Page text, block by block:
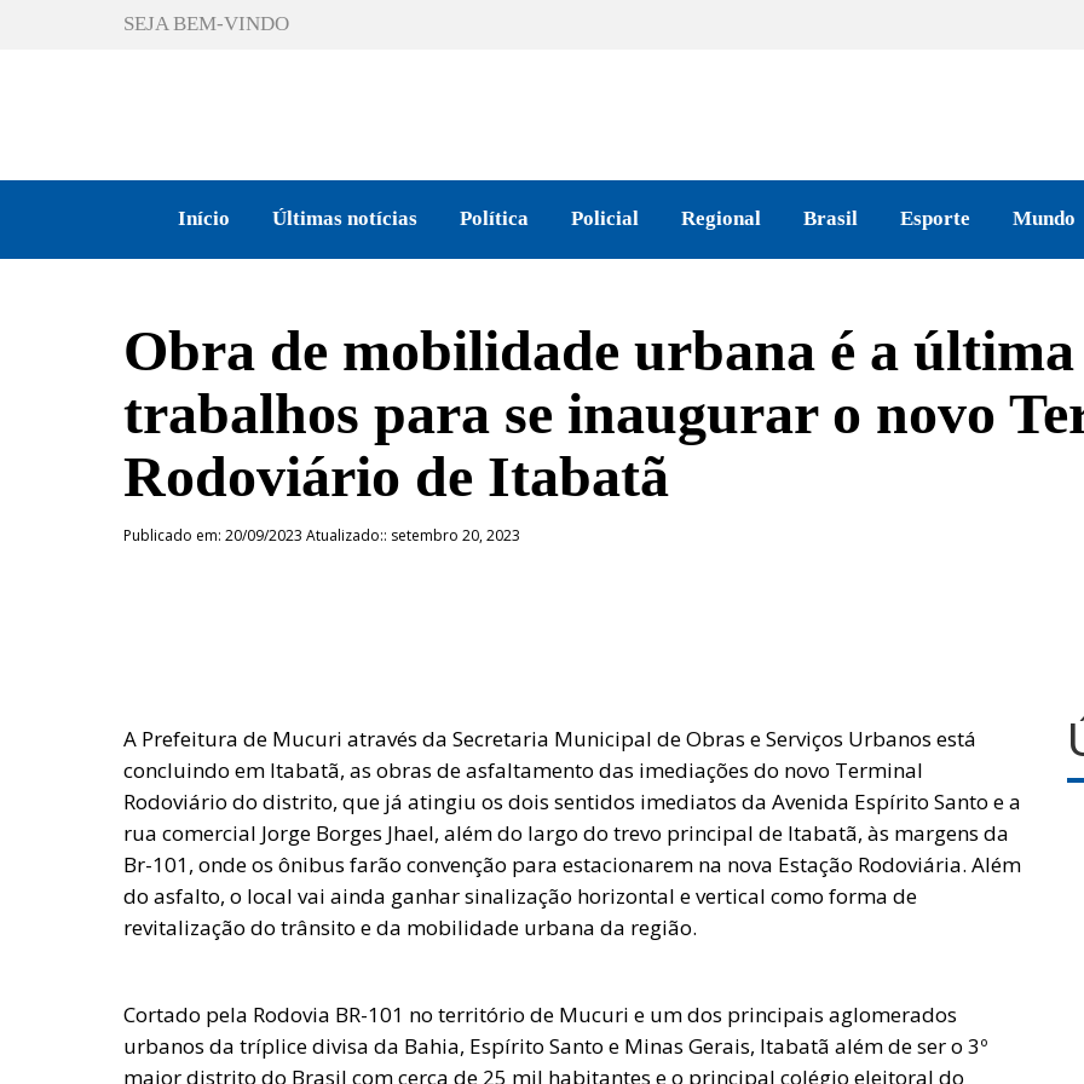
SEJA BEM-VINDO
Início Últimas notícias Política Policial Regional Brasil Esporte Mundo
Obra de mobilidade urbana é a última
trabalhos para se inaugurar o novo
Rodoviário de Itabatã
Publicado em: 20/09/2023 Atualizado:: setembro 20, 2023
A Prefeitura de Mucuri através da Secretaria Municipal de Obras e Serviços Urbanos está
concluindo em Itabatã, as obras de asfaltamento das imediações do novo Terminal
Rodoviário do distrito, que já atingiu os dois sentidos imediatos da Avenida Espírito Santo e a
rua comercial Jorge Borges Jhael, além do largo do trevo principal de Itabatã, às margens da
Br-101, onde os ônibus farão convenção para estacionarem na nova Estação Rodoviária. Além
do asfalto, o local vai ainda ganhar sinalização horizontal e vertical como forma de
revitalização do trânsito e da mobilidade urbana da região.
Cortado pela Rodovia BR-101 no território de Mucuri e um dos principais aglomerados
urbanos da tríplice divisa da Bahia, Espírito Santo e Minas Gerais, Itabatã além de ser o 3º
maior distrito do Brasil com cerca de 25 mil habitantes e o principal colégio eleitoral do